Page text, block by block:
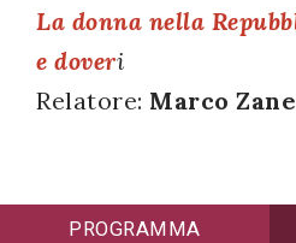
La donna nella
e doveri
Relatore: Marco
196/03
Registrazione
PROGRAMMA